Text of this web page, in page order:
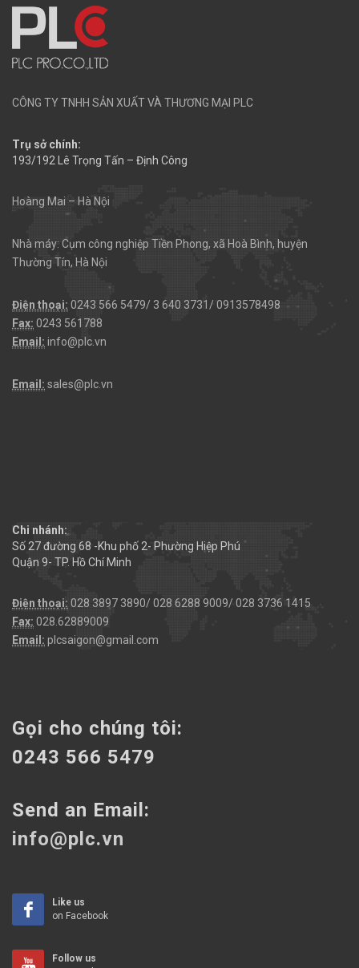
CÔNG TY TNHH SẢN XUẤT VÀ THƯƠNG MẠI PLC
Trụ sở chính:
193/192 Lê Trọng Tấn – Định Công
Hoàng Mai – Hà Nội
Nhà máy: Cụm công nghiệp Tiền Phong, xã Hoà Bình, huyện
Thường Tín, Hà Nội
Điện thoại: 0243 566 5479/ 3 640 3731/ 0913578498
Fax: 0243 561788
Email: info@plc.vn
Email: sales@plc.vn
Chi nhánh:
Số 27 đường 68 -Khu phố 2- Phường Hiệp Phú
Quận 9- TP. Hồ Chí Minh
Điện thoại: 028 3897 3890/ 028 6288 9009/ 028 3736 1415
Fax: 028.62889009
Email: plcsaigon@gmail.com
Gọi cho chúng tôi:
0243 566 5479
Send an Email:
info@plc.vn
Like us
on Facebook
Follow us